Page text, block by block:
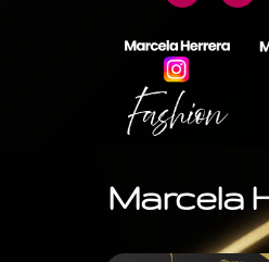
Marcela